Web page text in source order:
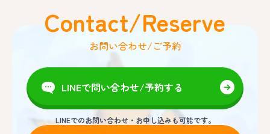
Contact/Reserve
お問い合わせ/ご予約
LINEで問い合わせ/予約する
LINEでのお問い合わせ・お申し込みも可能です。